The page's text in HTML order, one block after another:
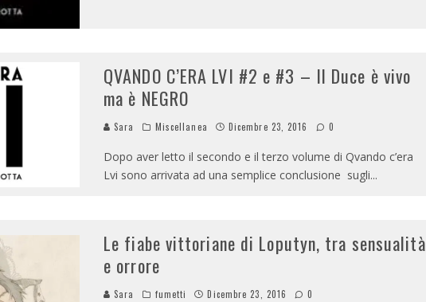
QVANDO C’ERA LVI #2 e #3 – Il Duce è vivo
ma è NEGRO
Sara Miscellanea Dicembre 23, 2016 0
Dopo aver letto il secondo e il terzo volume di Qvando c’era
Lvi sono arrivata ad una semplice conclusione sugli...
Le fiabe vittoriane di Loputyn, tra sensualità
e orrore
Sara fumetti Dicembre 23, 2016 0